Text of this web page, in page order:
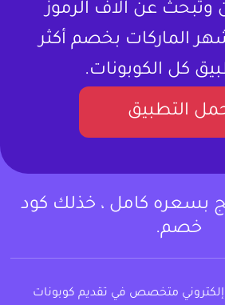
وتبحث عن آلاف الرموز
الماركات بخصم أكثر
كل الكوبونات.
التطبيق
بسعره كامل ، خذلك كود
خصم.
متخصص في تقديم كوبونات